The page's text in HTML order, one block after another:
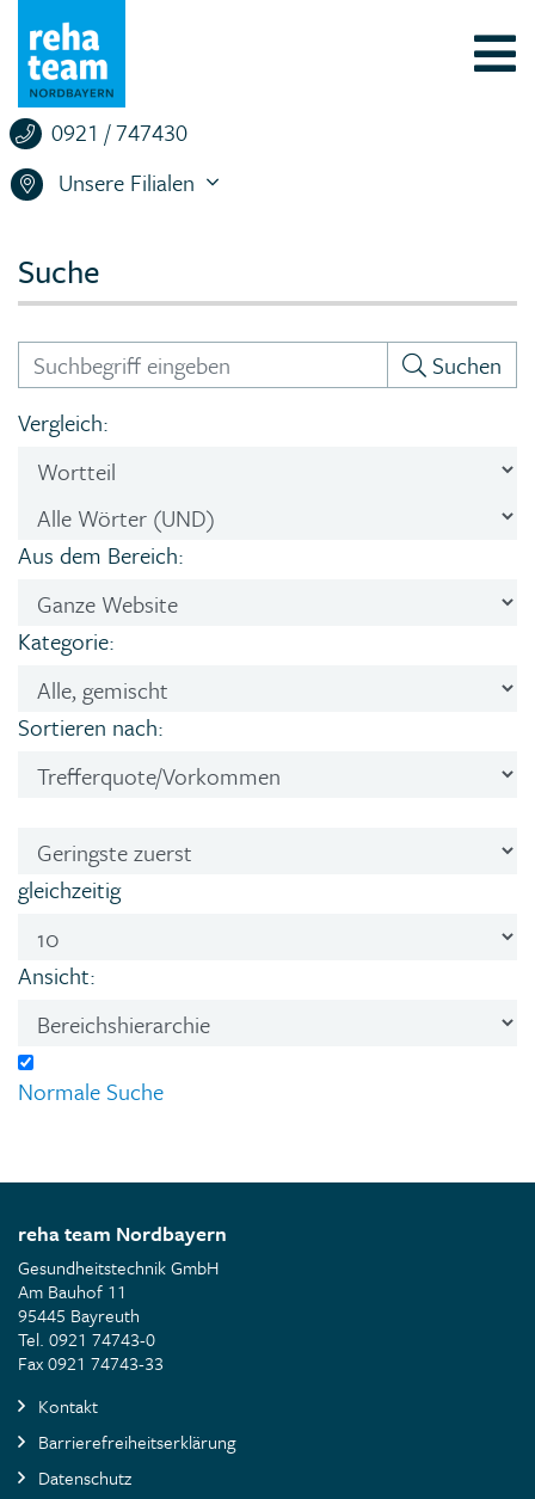
0921 / 747430
Unsere Filialen
Suche
Suchen
Vergleich:
Aus dem Bereich:
Kategorie:
Sortieren nach:
gleichzeitig
Ansicht:
Normale Suche
reha team Nordbayern
Gesundheitstechnik GmbH
Am Bauhof 11
95445 Bayreuth
Tel. 0921 74743-0
Fax 0921 74743-33
Kontakt
Barrierefreiheitserklärung
Datenschutz